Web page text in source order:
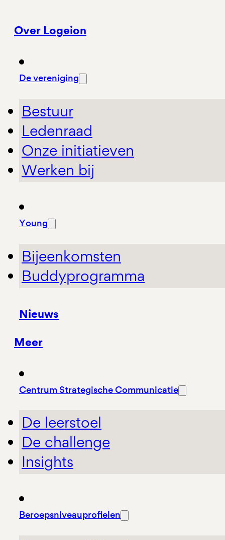
Over Logeion
De vereniging
Bestuur
Ledenraad
Onze initiatieven
Werken bij
Young
Bijeenkomsten
Buddyprogramma
Nieuws
Meer
Centrum Strategische Communicatie
De leerstoel
De challenge
Insights
Beroepsniveauprofielen